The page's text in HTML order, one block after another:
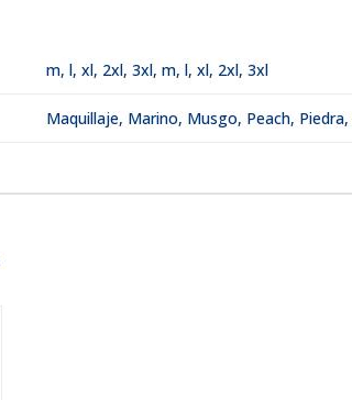
m,l,xl, 2xl,3xl,m, l, xl, 2xl, 3xl
Maquillaje, Marino, Musgo, Peach, Piedra,